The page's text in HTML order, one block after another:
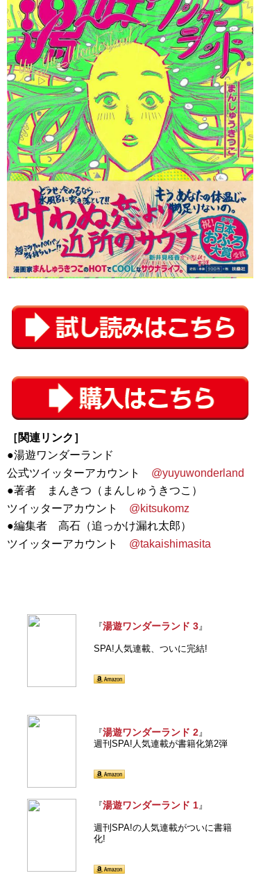
［関連リンク］
●湯遊ワンダーランド
公式ツイッターアカウント @yuyuwonderland
●著者 まんきつ（まんしゅうきつこ）
ツイッターアカウント @kitsukomz
●編集者 高石（追っかけ漏れ太郎）
ツイッターアカウント @takaishimasita
『湯遊ワンダーランド 3』
SPA!人気連載、ついに完結!
『湯遊ワンダーランド 2』
週刊SPA!人気連載が書籍化第2弾
『湯遊ワンダーランド 1』
週刊SPA!の人気連載がついに書籍
化!